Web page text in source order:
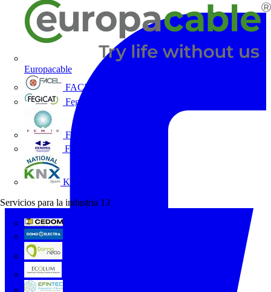
Europacable
FACEL
Fegicat
FENIE
FENITEL
KNX España
Servicios para la industria 13